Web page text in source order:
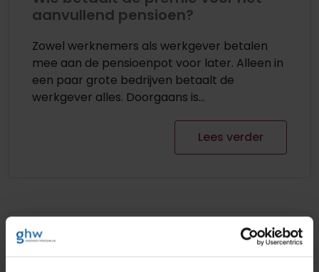
aanvullend pensioen?
Zowel werknemers als werkgever betalen
mee aan de pensioenpot voor later. Alleen in
een paar grote bedrijven betaalt de
werkgever alles. Doorgaans is...
Lees verder
Risicodeling bij collectiviteiten